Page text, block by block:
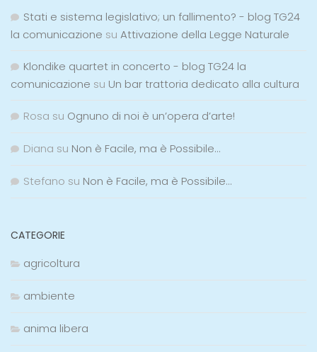
Stati e sistema legislativo; un fallimento? - blog TG24
la comunicazione su Attivazione della Legge Naturale
Klondike quartet in concerto - blog TG24 la
comunicazione su Un bar trattoria dedicato alla cultura
Rosa su Ognuno di noi è un’opera d’arte!
Diana su Non è Facile, ma è Possibile…
Stefano su Non è Facile, ma è Possibile…
CATEGORIE
agricoltura
ambiente
anima libera